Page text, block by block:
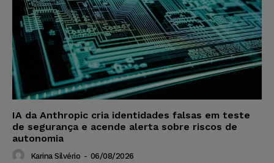
IA da Anthropic cria identidades falsas em teste
de segurança e acende alerta sobre riscos de
autonomia
Karina Silvério - 06/08/2026